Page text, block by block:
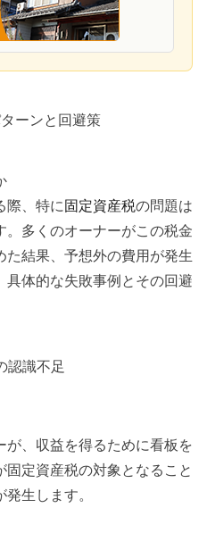
ーンと回避策
際、特に固定資産税の問題は
。多くのオーナーがこの税金
結果、予想外の費用が発生
具体的な失敗事例とその回避
認識不足
、収益を得るために看板を
定資産税の対象となること
生します。